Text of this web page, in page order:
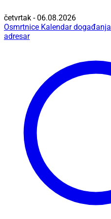
četvrtak - 06.08.2026
Osmrtnice Kalendar događanja
adresar